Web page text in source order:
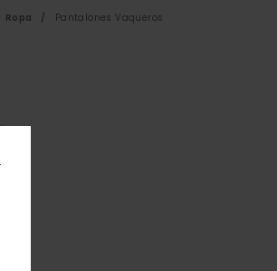
Ropa Pantalones Vaqueros